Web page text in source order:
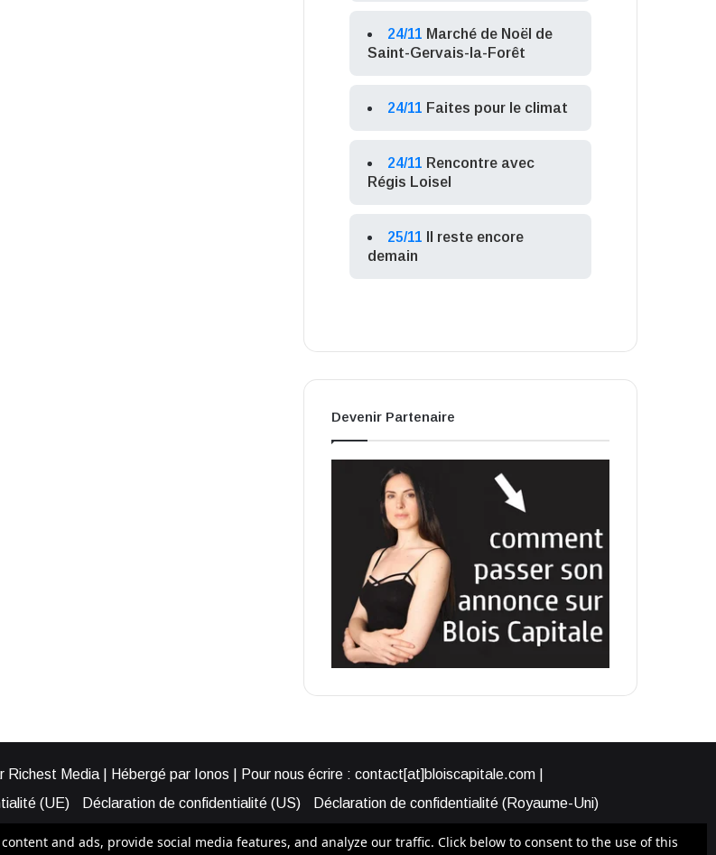
24/11 Marché de Noël de
Saint-Gervais-la-Forêt
24/11 Faites pour le climat
24/11 Rencontre avec
Régis Loisel
25/11
Il reste encore
demain
Devenir Partenaire
Media | Hébergé par Ionos | Pour nous écrire : contact[at]bloiscapitale.com |
(UE) Déclaration de confidentialité (US)
Déclaration de confidentialité (Royaume-Uni)
and ads, provide social media features, and analyze our traffic. Click below to consent to the use of this